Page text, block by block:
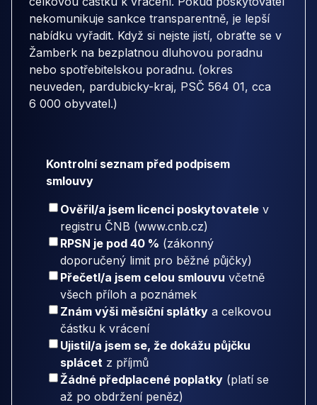
nekomunikuje sankce transparentně, je lepší
nabídku vyřadit. Když si nejste jistí, obraťte se v
Žamberk na bezplatnou dluhovou poradnu
nebo spotřebitelskou poradnu. (okres
neuveden, pardubicky-kraj, PSČ 564 01, cca
6 000 obyvatel.)
Kontrolní seznam před podpisem
smlouvy
Ověřil/a jsem licenci poskytovatele v
registru ČNB (www.cnb.cz)
RPSN je pod 40 % (zákonný
doporučený limit pro běžné půjčky)
Přečetl/a jsem celou smlouvu včetně
všech příloh a poznámek
Znám výši měsíční splátky a celkovou
částku k vrácení
Ujistil/a jsem se, že dokážu půjčku
splácet z příjmů
Žádné předplacené poplatky (platí se
až po obdržení peněz)